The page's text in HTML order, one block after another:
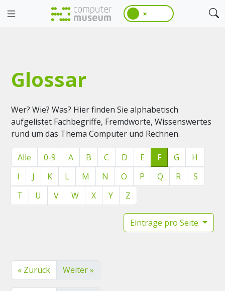
☀️
Glossar
Wer? Wie? Was? Hier finden Sie alphabetisch
aufgelistet Fachbegriffe, Fremdworte, Wissenswertes
rund um das Thema Computer und Rechnen.
Alle 0-9 A B C D E F G
H
I
J K L M N O P Q R
S
T
U V W X Y Z
Einträge pro Seite
« Zurück Weiter »